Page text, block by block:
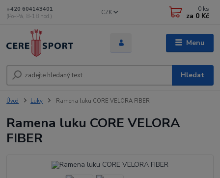
Menu
CZK
Hledat
+420 604143401
(Po-Pá, 8-18 hod.)
0 ks
za 0 Kč
Úvod Luky Ramena luku CORE VELORA FIBER
Ramena luku CORE VELORA
FIBER